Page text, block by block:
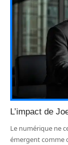
L’impact de
Le numérique ne
émergent comme